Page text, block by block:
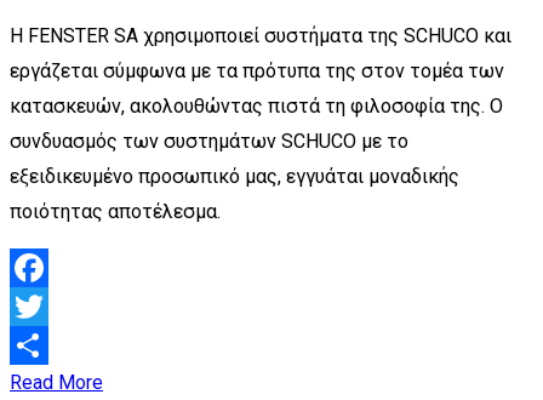
Η FENSTER SA χρησιμοποιεί συστήματα της SCHUCO και
εργάζεται σύμφωνα με τα πρότυπα της στον τομέα των
κατασκευών, ακολουθώντας πιστά τη φιλοσοφία της. Ο
συνδυασμός των συστημάτων SCHUCO με το
εξειδικευμένο προσωπικό μας, εγγυάται μοναδικής
ποιότητας αποτέλεσμα.
Facebook
Twitter
Μοιραστείτε
Read More